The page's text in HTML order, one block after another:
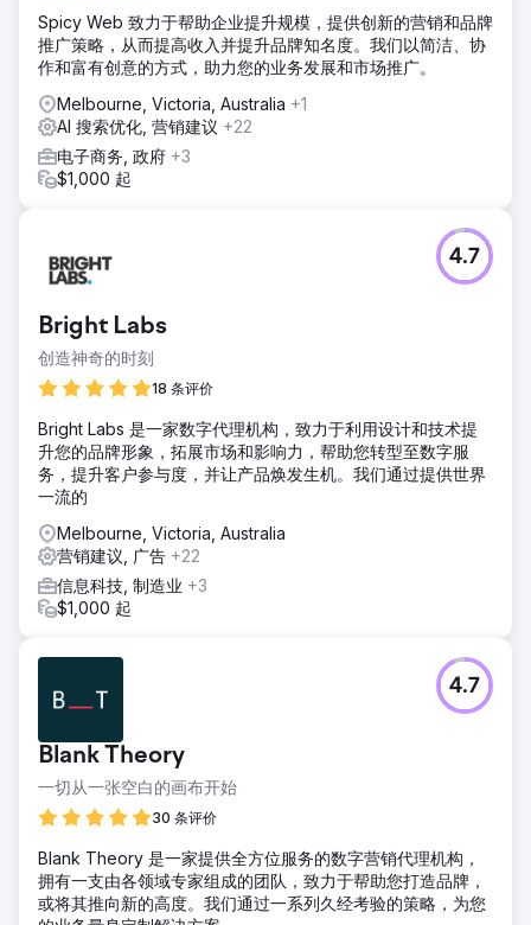
Spicy Web 致力于帮助企业提升规模，提供创新的营销和品牌
推广策略，从而提高收入并提升品牌知名度。我们以简洁、协
作和富有创意的方式，助力您的业务发展和市场推广。
Melbourne, Victoria, Australia +1
AI 搜索优化, 营销建议 +22
电子商务, 政府 +3
$1,000 起
Bright Labs
创造神奇的时刻
18 条评价
4.7
Bright Labs 是一家数字代理机构，致力于利用设计和技术提
升您的品牌形象，拓展市场和影响力，帮助您转型至数字服
务，提升客户参与度，并让产品焕发生机。我们通过提供世界
一流的
Melbourne, Victoria, Australia
营销建议, 广告 +22
信息科技, 制造业 +3
$1,000 起
Blank Theory
一切从一张空白的画布开始
30 条评价
4.7
Blank Theory 是一家提供全方位服务的数字营销代理机构，
拥有一支由各领域专家组成的团队，致力于帮助您打造品牌，
或将其推向新的高度。我们通过一系列久经考验的策略，为您